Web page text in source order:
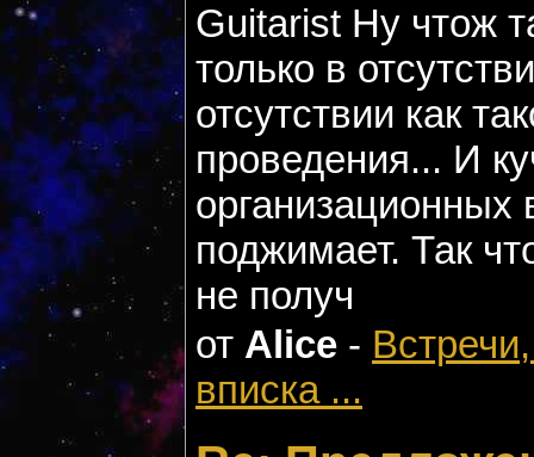
Guitarist Ну чтож
только в
отсутствии как
проведения... И
поджимает. Так
не получ
от Alice -
вписка ...